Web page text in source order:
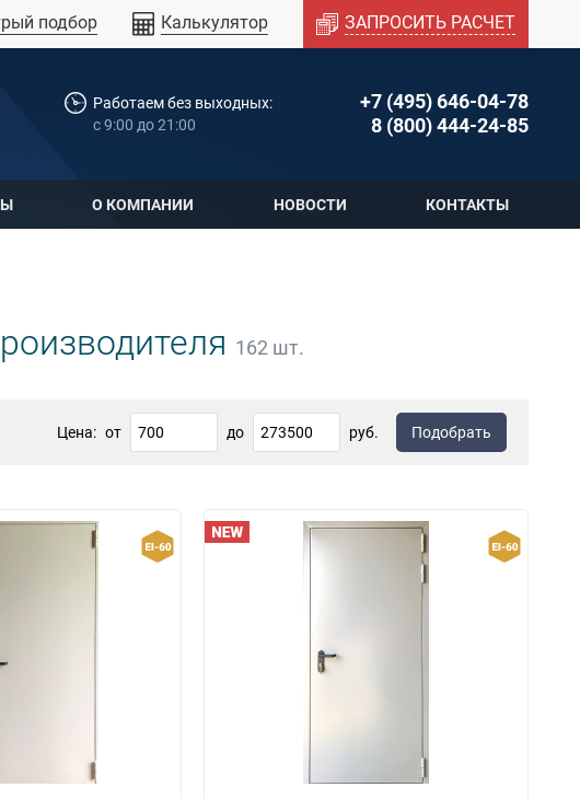
подбор Калькулятор ЗАПРОСИТЬ РАСЧЕТ
Работаем без выходных:
c 9:00 до 21:00
+7 (495) 646-04-78
8 (800) 444-24-85
О КОМПАНИИ НОВОСТИ КОНТАКТЫ
162 шт.
Цена: от до руб. Подобрать